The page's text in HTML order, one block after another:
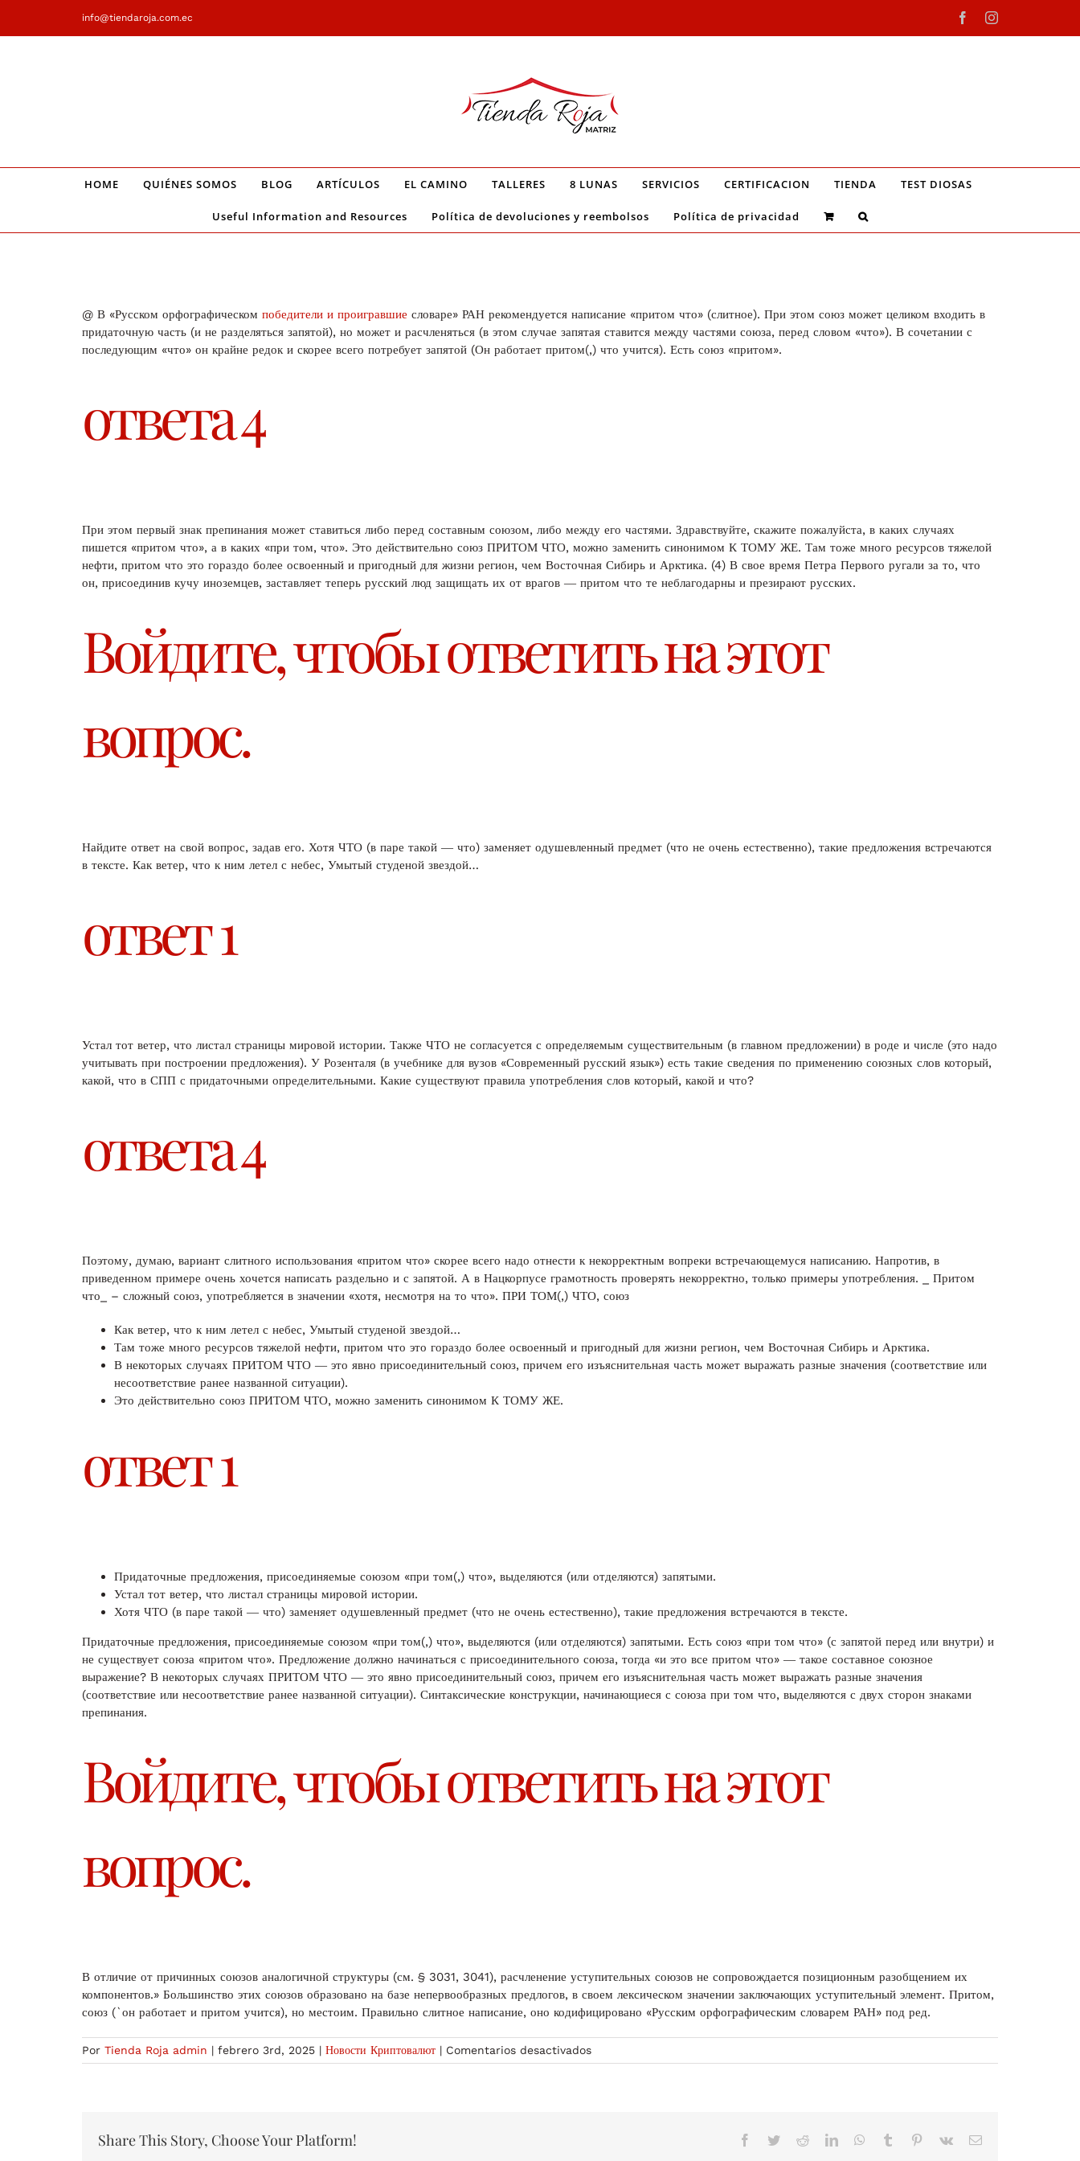
info@tiendaroja.com.ec FacebookInstagram
HOME QUIÉNES SOMOS BLOG ARTÍCULOS EL CAMINO TALLERES 8 LUNAS SERVICIOS CERTIFICACION TIENDA TEST DIOSAS
Useful Information and Resources Política de devoluciones y reembolsos Política de privacidad
@ В «Русском орфографическом победители и проигравшие словаре» РАН рекомендуется написание «притом что» (слитное). При этом союз может целиком входить в
придаточную часть (и не разделяться запятой), но может и расчленяться (в этом случае запятая ставится между частями союза, перед словом «что»). В сочетании с
последующим «что» он крайне редок и скорее всего потребует запятой (Он работает притом(,) что учится). Есть союз «притом».
ответа 4
При этом первый знак препинания может ставиться либо перед составным союзом, либо между его частями. Здравствуйте, скажите пожалуйста, в каких случаях
пишется «притом что», а в каких «при том, что». Это действительно союз ПРИТОМ ЧТО, можно заменить синонимом К ТОМУ ЖЕ. Там тоже много ресурсов тяжелой
нефти, притом что это гораздо более освоенный и пригодный для жизни регион, чем Восточная Сибирь и Арктика. (4) В свое время Петра Первого ругали за то, что
он, присоединив кучу иноземцев, заставляет теперь русский люд защищать их от врагов ― притом что те неблагодарны и презирают русских.
Войдите, чтобы ответить на этот
вопрос.
Найдите ответ на свой вопрос, задав его. Хотя ЧТО (в паре такой ― что) заменяет одушевленный предмет (что не очень естественно), такие предложения встречаются
в тексте. Как ветер, что к ним летел с небес, Умытый студеной звездой…
ответ 1
Устал тот ветер, что листал страницы мировой истории. Также ЧТО не согласуется с определяемым существительным (в главном предложении) в роде и числе (это надо
учитывать при построении предложения). У Розенталя (в учебнике для вузов «Современный русский язык») есть такие сведения по применению союзных слов который,
какой, что в СПП с придаточными определительными. Какие существуют правила употребления слов который, какой и что?
ответа 4
Поэтому, думаю, вариант слитного использования «притом что» скорее всего надо отнести к некорректным вопреки встречающемуся написанию. Напротив, в
приведенном примере очень хочется написать раздельно и с запятой. А в Нацкорпусе грамотность проверять некорректно, только примеры употребления. _ Притом
что_ – сложный союз, употребляется в значении «хотя, несмотря на то что». ПРИ ТОМ(,) ЧТО, союз
Как ветер, что к ним летел с небес, Умытый студеной звездой…
Там тоже много ресурсов тяжелой нефти, притом что это гораздо более освоенный и пригодный для жизни регион, чем Восточная Сибирь и Арктика.
В некоторых случаях ПРИТОМ ЧТО ― это явно присоединительный союз, причем его изъяснительная часть может выражать разные значения (соответствие или
несоответствие ранее названной ситуации).
Это действительно союз ПРИТОМ ЧТО, можно заменить синонимом К ТОМУ ЖЕ.
ответ 1
Придаточные предложения, присоединяемые союзом «при том(,) что», выделяются (или отделяются) запятыми.
Устал тот ветер, что листал страницы мировой истории.
Хотя ЧТО (в паре такой ― что) заменяет одушевленный предмет (что не очень естественно), такие предложения встречаются в тексте.
Придаточные предложения, присоединяемые союзом «при том(,) что», выделяются (или отделяются) запятыми. Есть союз «при том что» (с запятой перед или внутри) и
не существует союза «притом что». Предложение должно начинаться с присоединительного союза, тогда «и это все притом что» ― такое составное союзное
выражение? В некоторых случаях ПРИТОМ ЧТО ― это явно присоединительный союз, причем его изъяснительная часть может выражать разные значения
(соответствие или несоответствие ранее названной ситуации). Синтаксические конструкции, начинающиеся с союза при том что, выделяются с двух сторон знаками
препинания.
Войдите, чтобы ответить на этот
вопрос.
В отличие от причинных союзов аналогичной структуры (см. § 3031, 3041), расчленение уступительных союзов не сопровождается позиционным разобщением их
компонентов.» Большинство этих союзов образовано на базе непервообразных предлогов, в своем лексическом значении заключающих уступительный элемент. Притом,
союз (`он работает и притом учится), но местоим. Правильно слитное написание, оно кодифицировано «Русским орфографическим словарем РАН» под ред.
Por Tienda Roja admin | febrero 3rd, 2025 | Новости Криптовалют | Comentarios desactivadosen
орфография
Share This Story, Choose Your Platform! Facebook
TwitterRedditLinkedInWhatsApp
Tumblr Pinterest
Vk
Correo